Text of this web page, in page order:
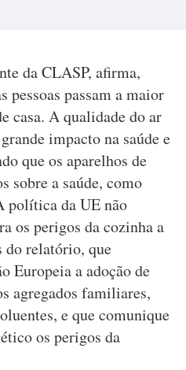
da CLASP, afirma,
pessoas passam a maior
casa. A qualidade do ar
impacto na saúde e
que os aparelhos de
sobre a saúde, como
política da UE não
os perigos da cozinha a
do relatório, que
Europeia a adoção de
agregados familiares,
e que comunique
os perigos da